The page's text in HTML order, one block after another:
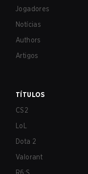
Jogadores
Notícias
Authors
Artigos
TÍTULOS
CS2
LoL
Dota 2
Valorant